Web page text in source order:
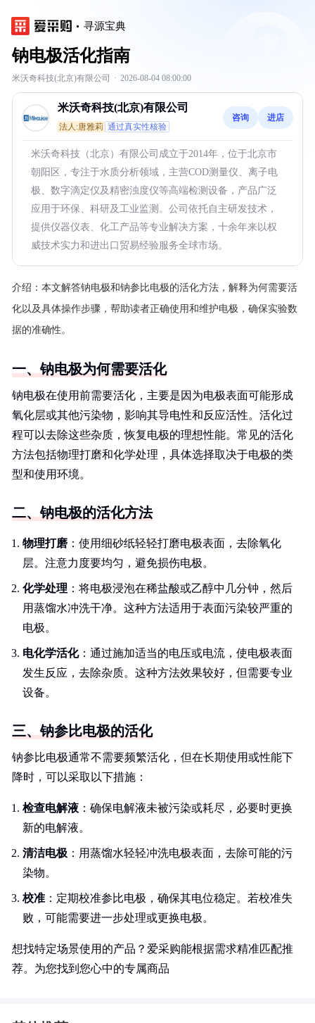
寻源宝典
钠电极活化指南
米沃奇科技(北京)有限公司 · 2026-08-04 08:00:00
米沃奇科技(北京)有限公司
法人:唐雅莉 通过真实性核验
咨询 进店
米沃奇科技（北京）有限公司成立于2014年，位于北京市
朝阳区，专注于水质分析领域，主营COD测量仪、离子电
极、数字滴定仪及精密浊度仪等高端检测设备，产品广泛
应用于环保、科研及工业监测。公司依托自主研发技术，
提供仪器仪表、化工产品等专业解决方案，十余年来以权
威技术实力和进出口贸易经验服务全球市场。
介绍： 本文解答钠电极和钠参比电极的活化方法，解释为何需要活
化以及具体操作步骤，帮助读者正确使用和维护电极，确保实验数
据的准确性。
一、钠电极为何需要活化
钠电极在使用前需要活化，主要是因为电极表面可能形成
氧化层或其他污染物，影响其导电性和反应活性。活化过
程可以去除这些杂质，恢复电极的理想性能。常见的活化
方法包括物理打磨和化学处理，具体选择取决于电极的类
型和使用环境。
二、钠电极的活化方法
物理打磨 ：使用细砂纸轻轻打磨电极表面，去除氧化
层。注意力度要均匀，避免损伤电极。
化学处理 ：将电极浸泡在稀盐酸或乙醇中几分钟，然后
用蒸馏水冲洗干净。这种方法适用于表面污染较严重的
电极。
电化学活化：通过施加适当的电压或电流，使电极表面
发生反应，去除杂质。这种方法效果较好，但需要专业
设备。
三、钠参比电极的活化
钠参比电极通常不需要频繁活化，但在长期使用或性能下
降时，可以采取以下措施：
检查电解液 ：确保电解液未被污染或耗尽，必要时更换
新的电解液。
清洁电极 ：用蒸馏水轻轻冲洗电极表面，去除可能的污
染物。
校准 ：定期校准参比电极，确保其电位稳定。若校准失
败，可能需要进一步处理或更换电极。
想找特定场景使用的产品？爱采购能根据需求精准匹配推
荐。为您找到您心中的专属商品